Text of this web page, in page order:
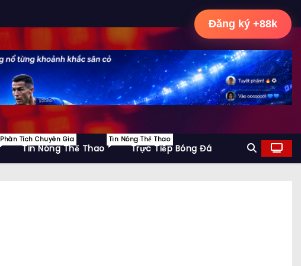
Phân Tích Chuyên Gia
Tin Nóng Thể Thao
Tin Nóng Thể Thao
Trực Tiếp Bóng Đá
Đăng ký +88k